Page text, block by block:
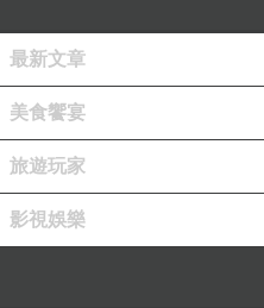
考，全文從產品包裝
優缺之處。期盼讓各
最新文章
美食饗宴
旅遊玩家
影視娛樂